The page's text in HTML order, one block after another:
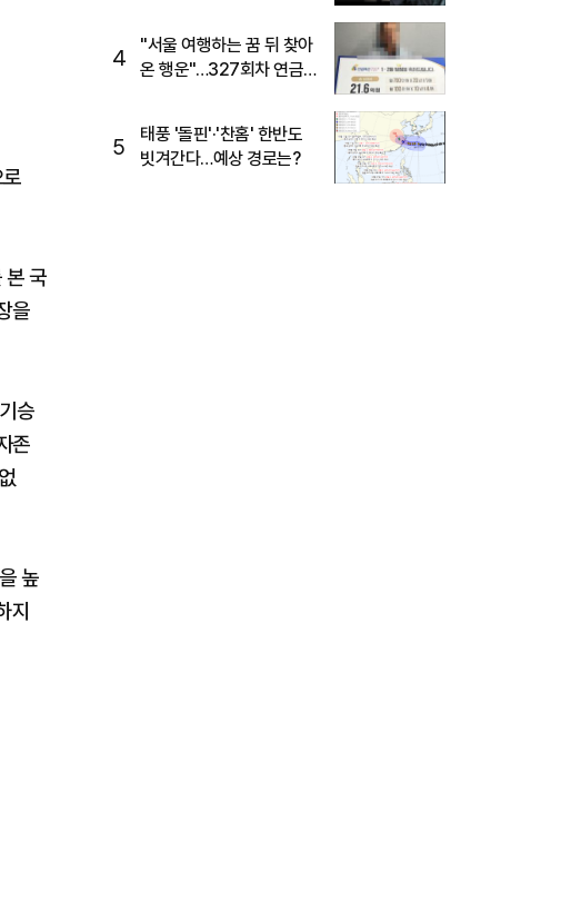
본 국
을
승
존
높
지
4
"서울 여행하는 꿈 뒤 찾아
온 행운"…327회차 연금
5
태풍 '돌핀'·'찬홈' 한반도
빗겨간다…예상 경로는?